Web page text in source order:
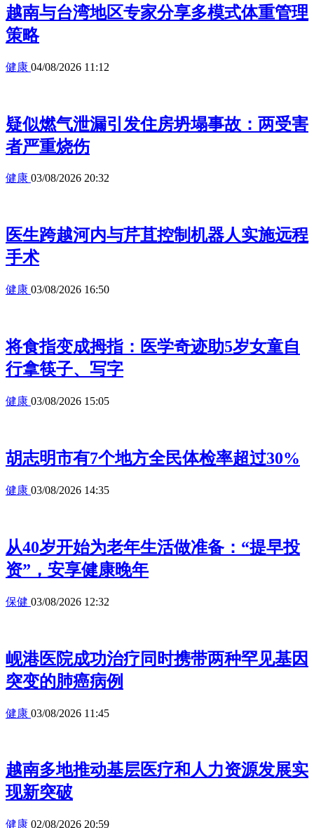
越南与台湾地区专家分享多模式体重管理
策略
健康 04/08/2026 11:12
疑似燃气泄漏引发住房坍塌事故：两受害
者严重烧伤
健康 03/08/2026 20:32
医生跨越河内与芹苴控制机器人实施远程
手术
健康 03/08/2026 16:50
将食指变成拇指：医学奇迹助5岁女童自
行拿筷子、写字
健康 03/08/2026 15:05
胡志明市有7个地方全民体检率超过30%
健康 03/08/2026 14:35
从40岁开始为老年生活做准备：“提早投
资”，安享健康晚年
保健 03/08/2026 12:32
岘港医院成功治疗同时携带两种罕见基因
突变的肺癌病例
健康 03/08/2026 11:45
越南多地推动基层医疗和人力资源发展实
现新突破
健康 02/08/2026 20:59